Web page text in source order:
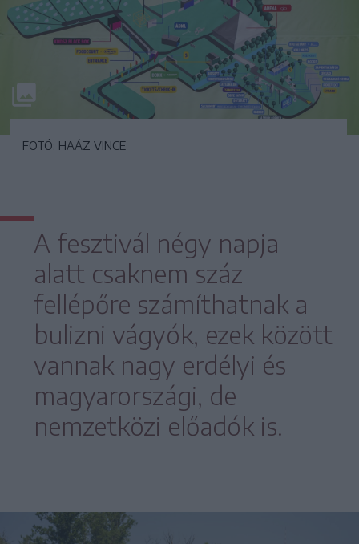
FOTÓ: HAÁZ VINCE
A fesztivál négy napja
alatt csaknem száz
fellépőre számíthatnak a
bulizni vágyók, ezek között
vannak nagy erdélyi és
magyarországi, de
nemzetközi előadók is.